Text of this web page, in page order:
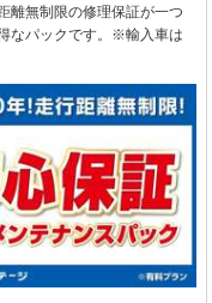
離無制限の修理保証が一つ
なパックです。※輸入車は